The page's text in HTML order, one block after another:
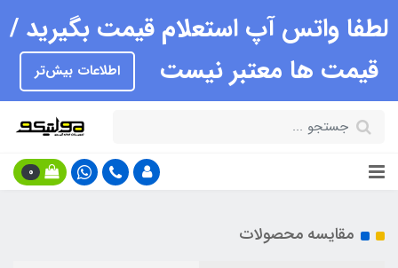
لطفا واتس آپ استعلام قیمت بگیرید /
قیمت ها معتبر نیست
اطلاعات بیش‌تر
0
مقایسه محصولات